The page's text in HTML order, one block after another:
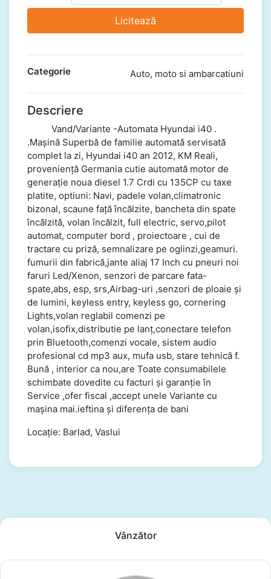
Licitează
Categorie Auto, moto si ambarcatiuni
Descriere
Vand/Variante -Automata Hyundai i40 .
.Mașină Superbă de familie automată servisată
complet la zi, Hyundai i40 an 2012, KM Reali,
proveniență Germania cutie automată motor de
generație noua diesel 1.7 Crdi cu 135CP cu taxe
platite, optiuni: Navi, padele volan,climatronic
bizonal, scaune față încălzite, bancheta din spate
încălzită, volan încălzit, full electric, servo,pilot
automat, computer bord , proiectoare , cui de
tractare cu priză, semnalizare pe oglinzi,geamuri.
fumurii din fabrică,jante aliaj 17 Inch cu pneuri noi
faruri Led/Xenon, senzori de parcare fata-
spate,abs, esp, srs,Airbag-uri ,senzori de ploaie și
de lumini, keyless entry, keyless go, cornering
Lights,volan reglabil comenzi pe
volan,isofix,distributie pe lanț,conectare telefon
prin Bluetooth,comenzi vocale, sistem audio
profesional cd mp3 aux, mufa usb, stare tehnică f.
Bună , interior ca nou,are Toate consumabilele
schimbate dovedite cu facturi și garanție în
Service ,ofer fiscal ,accept unele Variante cu
mașina mai.ieftina și diferența de bani
Locație: Barlad, Vaslui
Vânzător